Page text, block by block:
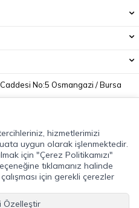
No:5 Osmangazi / Bursa
hizmetlerimizi
uygun olarak işlenmektedir.
için "Çerez Politikamızı"
tıklamanız halinde
için gerekli çerezler
Özelleştir